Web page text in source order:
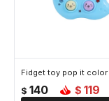
$ 140 $ 119